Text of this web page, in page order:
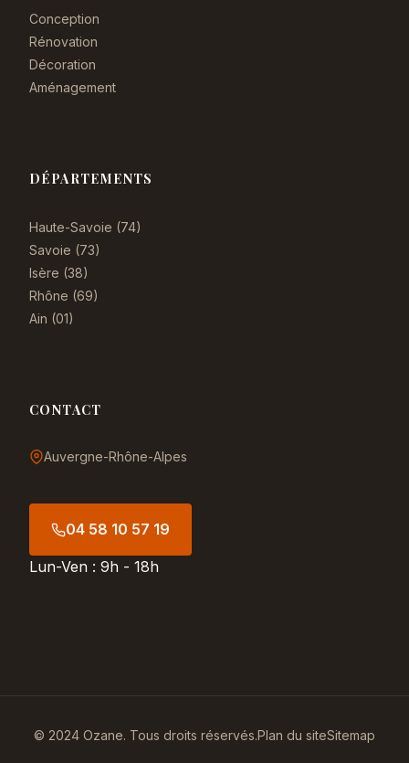
Conception
Rénovation
Décoration
Aménagement
DÉPARTEMENTS
Haute-Savoie (74)
Savoie (73)
Isère (38)
Rhône (69)
Ain (01)
CONTACT
Auvergne-Rhône-Alpes
04 58 10 57 19
Lun-Ven : 9h - 18h
© 2024 Ozane. Tous droits réservés.Plan du siteSitemap